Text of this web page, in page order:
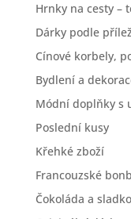
Hrnky na cesty –
Dárky podle
Cínové korbely,
Bydlení a
Módní doplňky s
Poslední kusy
Křehké zboží
Francouzské
Čokoláda a